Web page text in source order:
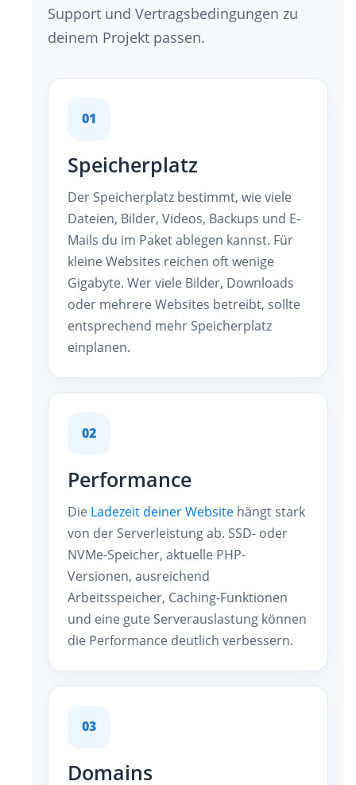
Support und Vertragsbedingungen zu
deinem Projekt passen.
01
Speicherplatz
Der Speicherplatz bestimmt, wie viele
Dateien, Bilder, Videos, Backups und E-
Mails du im Paket ablegen kannst. Für
kleine Websites reichen oft wenige
Gigabyte. Wer viele Bilder, Downloads
oder mehrere Websites betreibt, sollte
entsprechend mehr Speicherplatz
einplanen.
02
Performance
Die Ladezeit deiner Website hängt stark
von der Serverleistung ab. SSD- oder
NVMe-Speicher, aktuelle PHP-
Versionen, ausreichend
Arbeitsspeicher, Caching-Funktionen
und eine gute Serverauslastung können
die Performance deutlich verbessern.
03
Domains